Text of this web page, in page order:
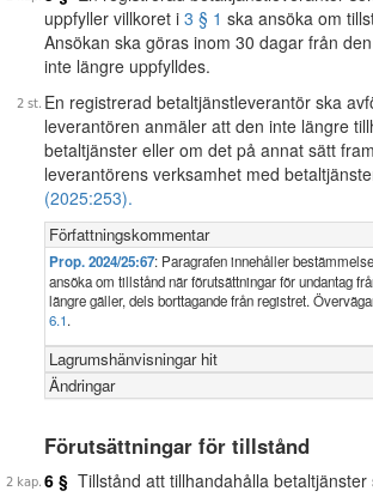
uppfyller villkoret i 3 § 1 ska ansöka om
Ansökan ska göras inom 30 dagar från
inte längre uppfylldes.
En registrerad betaltjänstleverantör ska
leverantören anmäler att den inte längre
betaltjänster eller om det på annat sätt
leverantörens verksamhet med
(2025:253).
Författningskommentar
Prop. 2024/25:67: Paragrafen innehåller
ansöka om tillstånd när förutsättningar för undantag
längre gäller, dels borttagande från registret.
6.1.
Lagrumshänvisningar hit
Ändringar
Förutsättningar för tillstånd
6 § Tillstånd att tillhandahålla betaltjänster